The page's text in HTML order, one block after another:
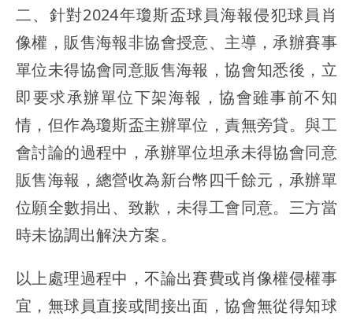
二、針對2024年瓊斯盃球員海報侵犯球員肖
像權，販售海報非協會授意、主導，承辦賽事
單位未得協會同意販售海報，協會知悉後，立
即要求承辦單位下架海報，協會雖事前不知
情，但作為瓊斯盃主辦單位，責無旁貸。與工
會討論的過程中，承辦單位坦承未得協會同意
販售海報，總營收為新台幣四千餘元，承辦單
位願全數捐出、致歉，未得工會同意。三方當
時未協調出解決方案。
以上處理過程中，不論出賽費或肖像權侵權事
宜，無球員直接或間接出面，協會無從得知球